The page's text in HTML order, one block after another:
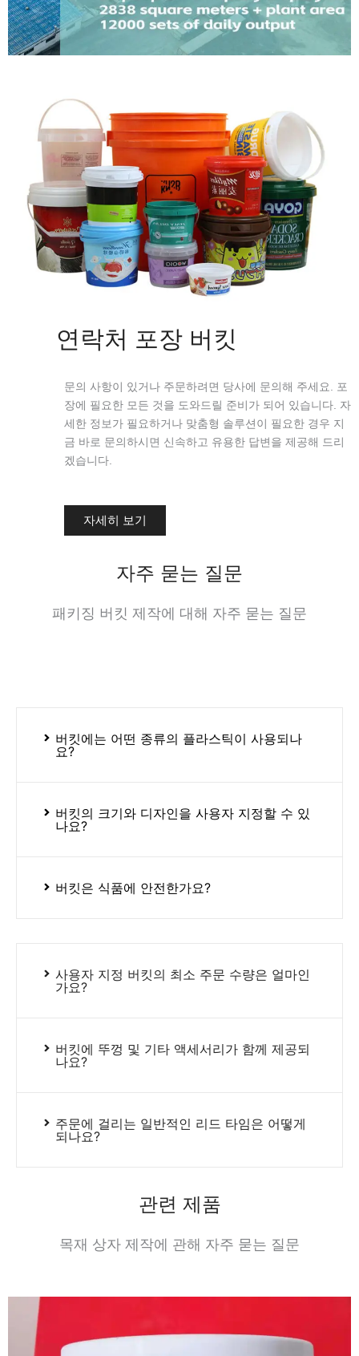
연락처 포장 버킷
문의 사항이 있거나 주문하려면 당사에 문의해 주세요. 포
장에 필요한 모든 것을 도와드릴 준비가 되어 있습니다. 자
세한 정보가 필요하거나 맞춤형 솔루션이 필요한 경우 지
금 바로 문의하시면 신속하고 유용한 답변을 제공해 드리
겠습니다.
자세히 보기
자주 묻는 질문
패키징 버킷 제작에 대해 자주 묻는 질문
버킷에는 어떤 종류의 플라스틱이 사용되나
요?
버킷의 크기와 디자인을 사용자 지정할 수 있
나요?
버킷은 식품에 안전한가요?
사용자 지정 버킷의 최소 주문 수량은 얼마인
가요?
버킷에 뚜껑 및 기타 액세서리가 함께 제공되
나요?
주문에 걸리는 일반적인 리드 타임은 어떻게
되나요?
관련 제품
목재 상자 제작에 관해 자주 묻는 질문